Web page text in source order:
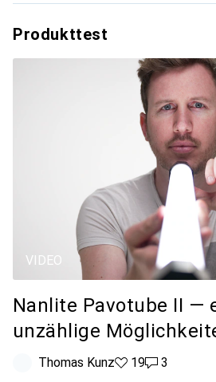
Produkttest
VIDEO
Nanlite Pavotube II —
unzählige
Thomas Kunz19 Likes
193 3